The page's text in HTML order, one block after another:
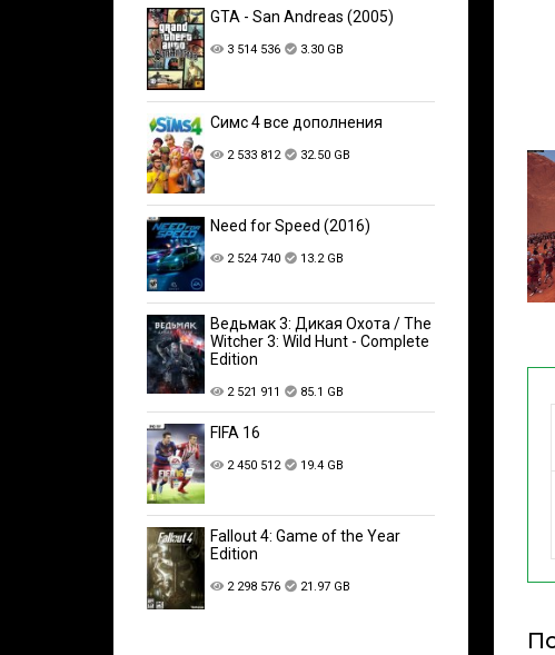
GTA - San Andreas (2005)
3 514 536 3.30 GB
Симс 4 все дополнения
2 533 812 32.50 GB
Need for Speed (2016)
2 524 740 13.2 GB
Ведьмак 3: Дикая Охота / The
Witcher 3: Wild Hunt - Complete
Edition
2 521 911 85.1 GB
FIFA 16
2 450 512 19.4 GB
Fallout 4: Game of the Year
Edition
2 298 576 21.97 GB